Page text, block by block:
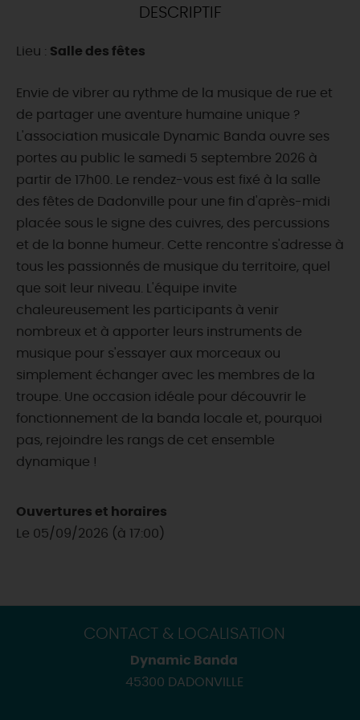
CE WEEK-END
CETTE SEMAINE
TOUT L'AGENDA
DESCRIPTIF
Lieu : Salle des fêtes
Envie de vibrer au rythme de la musique de rue et
de partager une aventure humaine unique ?
L'association musicale Dynamic Banda ouvre ses
portes au public le samedi 5 septembre 2026 à
partir de 17h00. Le rendez-vous est fixé à la salle
des fêtes de Dadonville pour une fin d'après-midi
placée sous le signe des cuivres, des percussions
et de la bonne humeur. Cette rencontre s'adresse à
tous les passionnés de musique du territoire, quel
que soit leur niveau. L'équipe invite
chaleureusement les participants à venir
nombreux et à apporter leurs instruments de
musique pour s'essayer aux morceaux ou
simplement échanger avec les membres de la
troupe. Une occasion idéale pour découvrir le
fonctionnement de la banda locale et, pourquoi
pas, rejoindre les rangs de cet ensemble
dynamique !
Ouvertures et horaires
Le 05/09/2026 (à 17:00)
CONTACT & LOCALISATION
Dynamic Banda
45300 DADONVILLE